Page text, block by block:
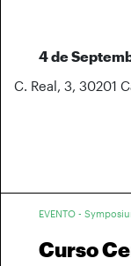
4 de
C. Real, 3, 30201
EVENTO -
Curso